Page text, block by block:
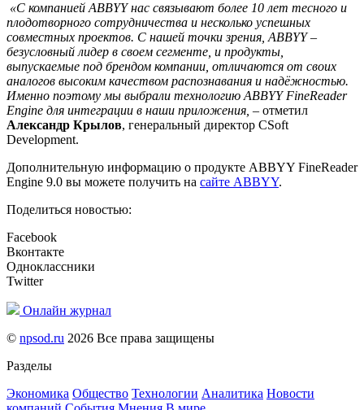
«С компанией ABBYY нас связывают более 10 лет тесного и
плодотворного сотрудничества и несколько успешных
совместных проектов. С нашей точки зрения, ABBYY –
безусловный лидер в своем сегменте, и продукты,
выпускаемые под брендом компании, отличаются от своих
аналогов высоким качеством распознавания и надёжностью.
Именно поэтому мы выбрали технологию ABBYY FineReader
Engine для интеграции в наши приложения, – отметил
Александр Крылов, генеральный директор CSoft
Development.
Дополнительную информацию о продукте ABBYY FineReader
Engine 9.0 вы можете получить на сайте ABBYY.
Поделиться новостью:
Facebook
Вконтакте
Одноклассники
Twitter
Онлайн журнал
© npsod.ru 2026 Все права защищены
Разделы
Экономика Общество Технологии Аналитика Новости